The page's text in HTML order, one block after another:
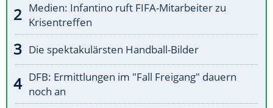
Medien: Infantino ruft FIFA-Mitarbeiter zu
Krisentreffen
Die spektakulärsten Handball-Bilder
DFB: Ermittlungen im "Fall Freigang" dauern
noch an